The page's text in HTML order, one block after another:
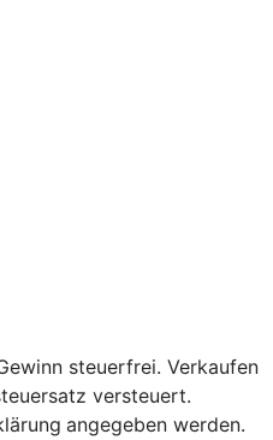
steuerfrei. Verkaufen
versteuert.
angegeben werden.